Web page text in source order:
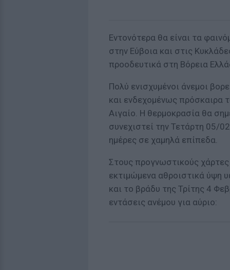
Εντονότερα θα είναι τα
στην Εύβοια και στις
προοδευτικά στη Βόρεια
Πολύ ενισχυμένοι άνεμοι
και ενδεχομένως πρόσκαιρα
Αιγαίο. Η θερμοκρασία θα
συνεχιστεί την Τετάρτη 05/
ημέρες σε χαμηλά επίπεδα.
Στους προγνωστικούς
εκτιμώμενα αθροιστικά ύψη
και το βράδυ της Τρίτης 4
εντάσεις ανέμου για αύριο: